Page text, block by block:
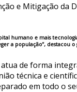
e Mitigação da
humano e mais
a população”, destacou o
de forma
técnica e
em todo o